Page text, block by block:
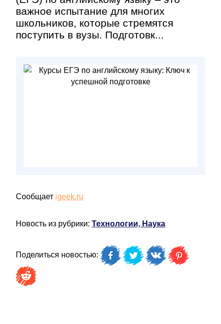
важное испытание для многих
школьников, которые стремятся
поступить в вузы. Подготовк...
Сообщает igeek.ru
Новость из рубрики: Технологии, Наука
Поделиться новостью: